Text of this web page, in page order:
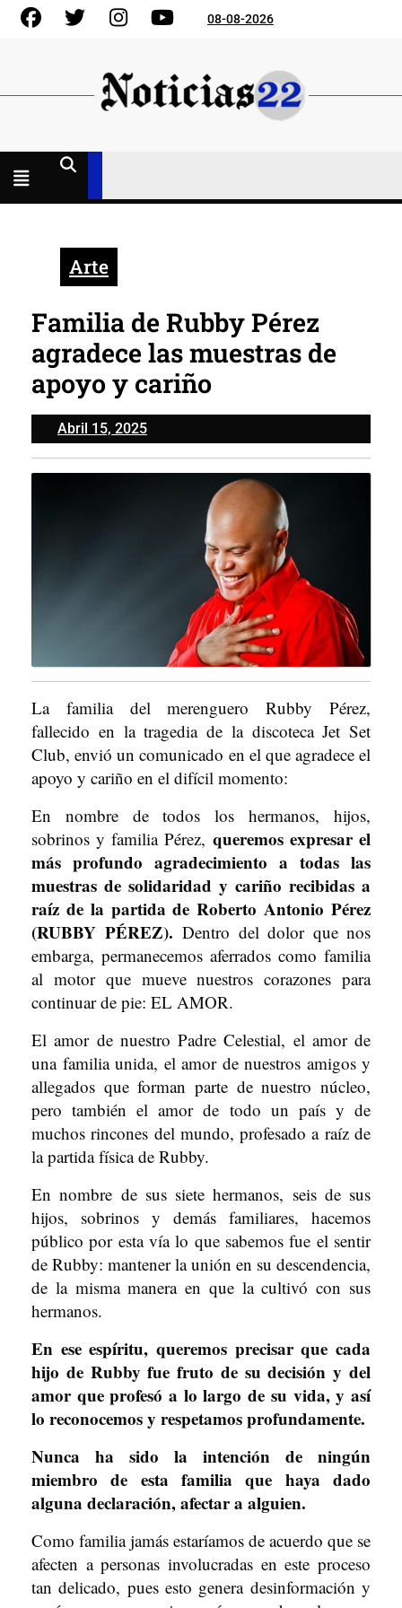
Skip
FacebookGorjeo InstagramYouTube08-08-2026
Arte
Familia de Rubby Pérez
agradece las muestras de
apoyo y cariño
Abril 15, 2025Abril
15,
2025
La familia del merenguero Rubby Pérez,
fallecido en la tragedia de la discoteca Jet Set
Club, envió un comunicado en el que agradece el
apoyo y cariño en el difícil momento:
En nombre de todos los hermanos, hijos,
sobrinos y familia Pérez, queremos expresar el
más profundo agradecimiento a todas las
muestras de solidaridad y cariño recibidas a
raíz de la partida de Roberto Antonio Pérez
(RUBBY PÉREZ). Dentro del dolor que nos
embarga, permanecemos aferrados como familia
al motor que mueve nuestros corazones para
continuar de pie: EL AMOR.
El amor de nuestro Padre Celestial, el amor de
una familia unida, el amor de nuestros amigos y
allegados que forman parte de nuestro núcleo,
pero también el amor de todo un país y de
muchos rincones del mundo, profesado a raíz de
la partida física de Rubby.
En nombre de sus siete hermanos, seis de sus
hijos, sobrinos y demás familiares, hacemos
público por esta vía lo que sabemos fue el sentir
de Rubby: mantener la unión en su descendencia,
de la misma manera en que la cultivó con sus
hermanos.
En ese espíritu, queremos precisar que cada
hijo de Rubby fue fruto de su decisión y del
amor que profesó a lo largo de su vida, y así
lo reconocemos y respetamos profundamente.
Nunca ha sido la intención de ningún
miembro de esta familia que haya dado
alguna declaración, afectar a alguien.
Como familia jamás estaríamos de acuerdo que se
afecten a personas involucradas en este proceso
tan delicado, pues esto genera desinformación y